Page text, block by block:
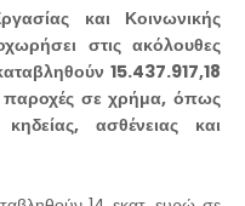
και Κοινωνικής
στις ακόλουθες
15.437.917,18
παροχές σε χρήμα, όπως
ασθένειας και